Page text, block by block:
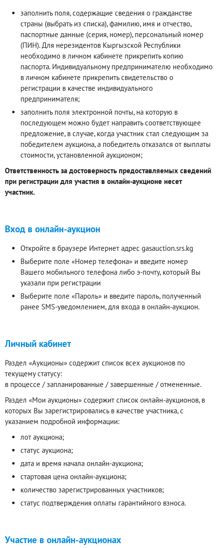
заполнить поля, содержащие сведения о гражданстве
страны (выбрать из списка), фамилию, имя и отчество,
паспортные данные (серия, номер), персональный номер
(ПИН). Для нерезидентов Кыргызской Республики
необходимо в личном кабинете прикрепить копию
паспорта. Индивидуальному предпринимателю необходимо
в личном кабинете прикрепить свидетельство о
регистрации в качестве индивидуального
предпринимателя;
заполнить поля электронной почты, на которую в
последующем можно будет направить соответствующее
предложение, в случае, когда участник стал следующим за
победителем аукциона, а победитель отказался от выплаты
стоимости, установленной аукционом;
Ответственность за достоверность предоставляемых сведений
при регистрации для участия в онлайн-аукционе несет
участник.
Вход в онлайн-аукцион
Откройте в браузере Интернет адрес gasauction.srs.kg
Выберите поле «Номер телефона» и введите номер
Вашего мобильного телефона либо э-почту, который Вы
указали при регистрации
Выберите поле «Пароль» и введите пароль, полученный
ранее SMS-уведомлением, для входа в онлайн-аукцион.
Личный кабинет
Раздел «Аукционы» содержит список всех аукционов по
текущему статусу:
в процессе / запланированные / завершенные / отмененные.
Раздел «Мои аукционы» содержит список онлайн-аукционов, в
которых Вы зарегистрировались в качестве участника, с
указанием подробной информации:
лот аукциона;
статус аукциона;
дата и время начала онлайн-аукциона;
стартовая цена онлайн-аукциона;
количество зарегистрированных участников;
статус подтверждения оплаты гарантийного взноса.
Участие в онлайн-аукционах